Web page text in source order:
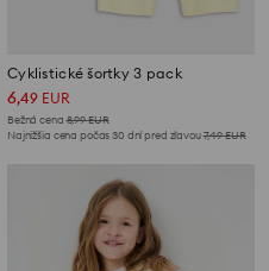
Cyklistické šortky 3 pack
6,49 EUR
Bežná cena 8,99EUR
Najnižšia cena počas 30 dní pred zľavou7,49EUR